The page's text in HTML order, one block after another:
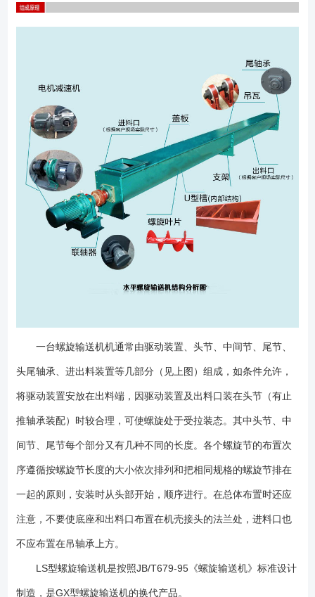
以控制供料英德诺曼滤芯情况。拉板拉力方向，可由用户要求分为左装和
右装两种。 （1）依照产品结构中基本布置形式选取合适的工艺结
材质有硅胶、PVC橡胶、帆布等； （4）设备结构可做成密封与敞开两
一台螺旋输送机机通常由驱动装置、头节、中间节、尾节、
头尾轴承、进出料装置等几部分（见上图）组成，如条件允许，
将驱动装置安放在出料端，因驱动装置及出料口装在头节（有止
推轴承装配）时较合理，可使螺旋处于受拉装态。其中头节、中
间节、尾节每个部分又有几种不同的长度。各个螺旋节的布置次
序遵循按螺旋节长度的大小依次排列和把相同规格的螺旋节排在
一起的原则，安装时从头部开始，顺序进行。在总体布置时还应
注意，不要使底座和出料口布置在机壳接头的法兰处，进料口也
不应布置在吊轴承上方。
LS型螺旋输送机是按照JB/T679-95《螺旋输送机》标准设计
制造，是GX型螺旋输送机的换代产品。